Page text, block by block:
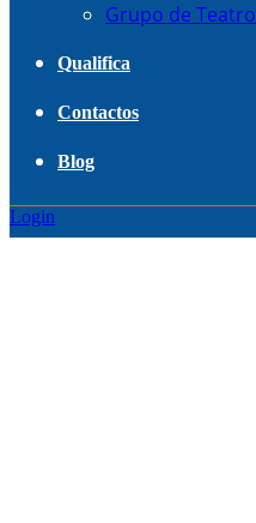
Grupo de Teatro
Qualifica
Contactos
Blog
Login